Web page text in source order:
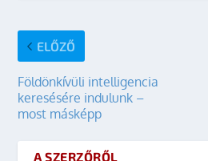
ELŐZŐ
Földönkívüli intelligencia
keresésére indulunk –
most másképp
A SZERZŐRŐL